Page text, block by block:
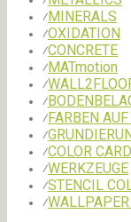
⁄MINERALS
⁄OXIDATION
⁄CONCRETE
⁄MATmotion
⁄
⁄
⁄FARBEN
⁄
⁄COLOR
⁄WERKZEUGE
⁄STENCIL
⁄